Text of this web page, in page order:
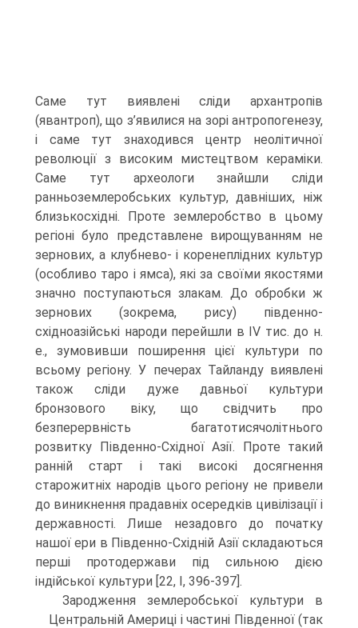
Саме тут виявлені сліди архан­тропів
(явантроп), що з’явилися на зорі антропогенезу,
і саме тут знаходився центр неолітичної
революції з високим мистецтвом кераміки.
Саме тут археологи знайшли сліди
ранньоземлеробських культур, давніших, ніж
близькосхідні. Проте землеробс­тво в цьому
регіоні було представлене вирощуванням не
зернових, а клубнево- і коре­неплідних культур
(особливо таро і ямса), які за своїми якостями
значно поступають­ся злакам. До обробки ж
зернових (зокрема, рису) південно-
східноазійські народи перейшли в IV тис. до н.
е., зумовивши поширення цієї культури по
всьому регіо­ну. У печерах Тайланду виявлені
також сліди дуже давньої культури
бронзового віку, що свідчить про
безперервність багатотисячолітнього
розвитку Південно-Східної Азії. Проте такий
ранній старт і такі високі досягнення
старожитніх народів цього регіону не привели
до виникнення прадавніх осередків цивілізації і
державності. Лише незадовго до початку
нашої ери в Південно-Східній Азії складаються
перші протодержави під сильною дією
індійської культури [22, I, 396-397].
Зародження землеробської культури в
Центральній Америці і частині Пів­денної (так